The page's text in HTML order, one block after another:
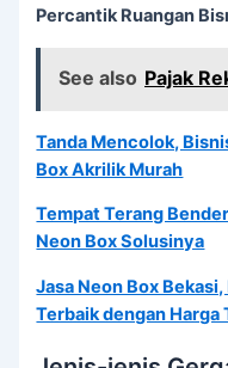
Percantik Ruangan
See also Pajak
Tanda Mencolok,
Box Akrilik Murah
Tempat Terang
Neon Box Solusinya
Jasa Neon Box
Terbaik dengan Harga